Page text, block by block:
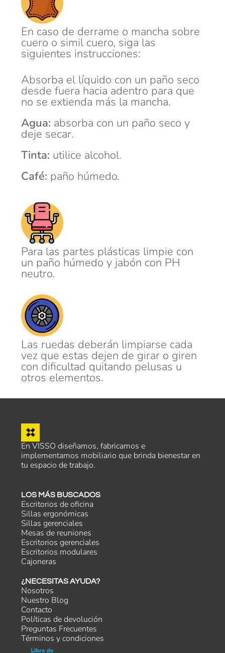
En caso de derrame o mancha sobre
cuero o simil cuero, siga las
siguientes instrucciones:
Absorba el líquido con un paño seco
desde fuera hacia adentro para que
no se extienda más la mancha.
Agua: absorba con un paño seco y
deje secar.
Tinta: utilice alcohol.
Café: paño húmedo.
Para las partes plásticas limpie con
un paño húmedo y jabón con PH
neutro.
Las ruedas deberán limpiarse cada
vez que estas dejen de girar o giren
con dificultad quitando pelusas u
otros elementos.
En VISSO diseñamos, fabricamos e
implementamos mobiliario que brinda bienestar en
tu espacio de trabajo.
LOS MÁS BUSCADOS
Escritorios de oficina
Sillas ergonómicas
Sillas gerenciales
Mesas de reuniones
Escritorios gerenciales
Escritorios modulares
Cajoneras
¿NECESITAS AYUDA?
Nosotros
Nuestro Blog
Contacto
Políticas de devolución
Preguntas Frecuentes
Términos y condiciones